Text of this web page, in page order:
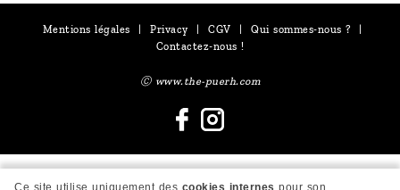
Mentions légales Privacy CGV Qui sommes-nous ?
Contactez-nous !
Ⓒ www.the-puerh.com
Ce site utilise uniquement des cookies internes pour son